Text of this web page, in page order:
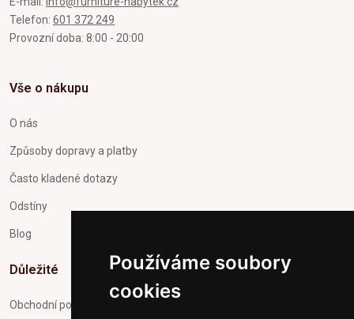
Používáme soubory
cookies
Telefon: 601 372 249
Provozní doba: 8:00 - 20:00
Vše o nákupu
O nás
Způsoby dopravy a platby
Často kladené dotazy
Odstíny
Blog
Důležité
Obchodní podmínky